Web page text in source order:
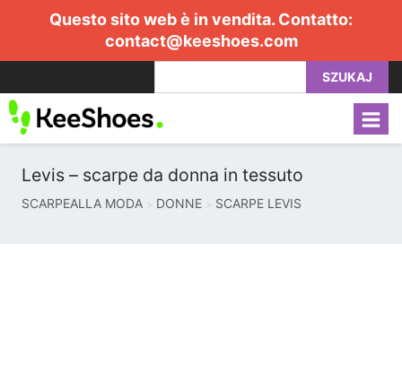
Questo sito web è in vendita. Contatto:
contact@keeshoes.com
SZUKAJ
Levis – scarpe da donna in tessuto
SCARPEALLA MODA DONNE SCARPE LEVIS